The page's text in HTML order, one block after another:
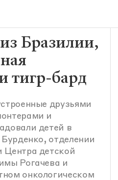
Бразилии,
тигр-бард
друзьями
и
детей в
отделении
Центра детской
Рогачева и
онкологическом